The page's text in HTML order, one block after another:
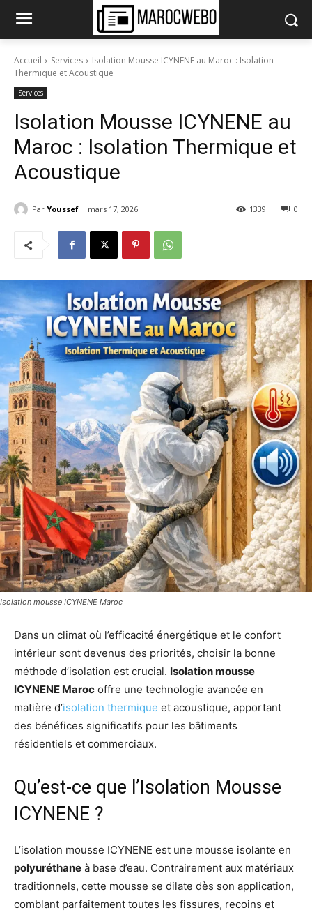
Accueil Services
Isolation Mousse ICYNENE au Maroc : Isolation
Thermique et Acoustique
Services
Isolation Mousse ICYNENE au
Maroc : Isolation Thermique et
Acoustique
Par Youssef mars 17, 2026 0
1339
Isolation mousse ICYNENE Maroc
Dans un climat où l’efficacité énergétique et le confort
intérieur sont devenus des priorités, choisir la bonne
méthode d’isolation est crucial. Isolation mousse
ICYNENE Maroc offre une technologie avancée en
matière d’isolation thermique et acoustique, apportant
des bénéfices significatifs pour les bâtiments
résidentiels et commerciaux.
Qu’est-ce que l’Isolation Mousse
ICYNENE ?
L’isolation mousse ICYNENE est une mousse isolante en
polyuréthane à base d’eau. Contrairement aux matériaux
traditionnels, cette mousse se dilate dès son application,
comblant parfaitement toutes les fissures, recoins et